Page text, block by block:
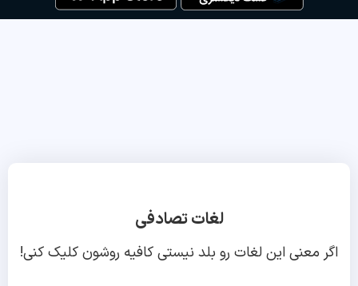
لغات تصادفی
اگر معنی این لغات رو بلد نیستی کافیه روشون کلیک کنی!